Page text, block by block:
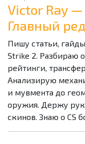
Victor Ray
Главный
Пишу статьи,
Strike 2. Разбираю
рейтинги,
Анализирую
и мувмента до
оружия. Держу
скинов. Знаю о CS